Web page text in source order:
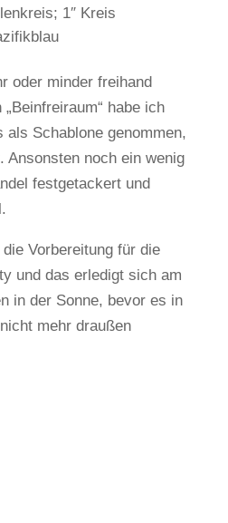
1″ Kreis
oder minder freihand
habe ich
als Schablone genommen,
Ansonsten noch ein wenig
festgetackert und
Vorbereitung für die
und das erledigt sich am
in der Sonne, bevor es in
mehr draußen